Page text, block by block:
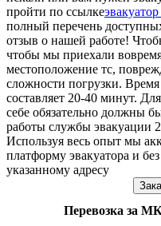
пройти по ссылке
полный перечень
отзыв о нашей работе!
чтобы мы приехали
местоположение тс,
сложности погрузки.
составляет 20-40 минут.
себе обязательно должны
работы службы эвакуации
Используя весь опыт мы
платформу эвакуатора и
указанному адресу
Перевозка за